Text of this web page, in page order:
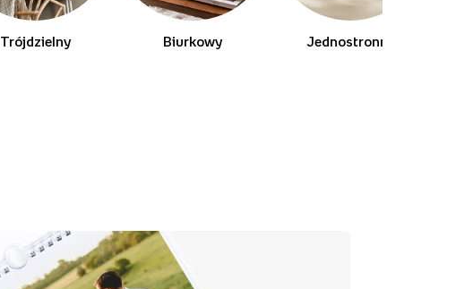
Trójdzielny Biurkowy Jednostronny